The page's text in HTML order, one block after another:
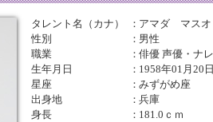
タレント名（カナ） ： アマダ マスオ
性別
： 男性
職業
：俳優 声優・ナ
生年月日
： 1958年01月20
星座
：みずがめ座
出身地
：兵庫
身長
： 181.0ｃｍ